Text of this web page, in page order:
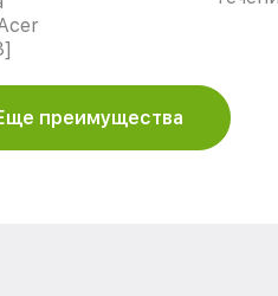
преимущества